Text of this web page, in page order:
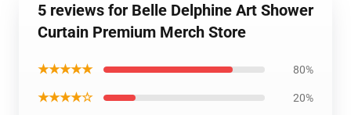
5 reviews for Belle Delphine Art Shower
Curtain Premium Merch Store
★★★★★ 80%
★★★★☆ 20%